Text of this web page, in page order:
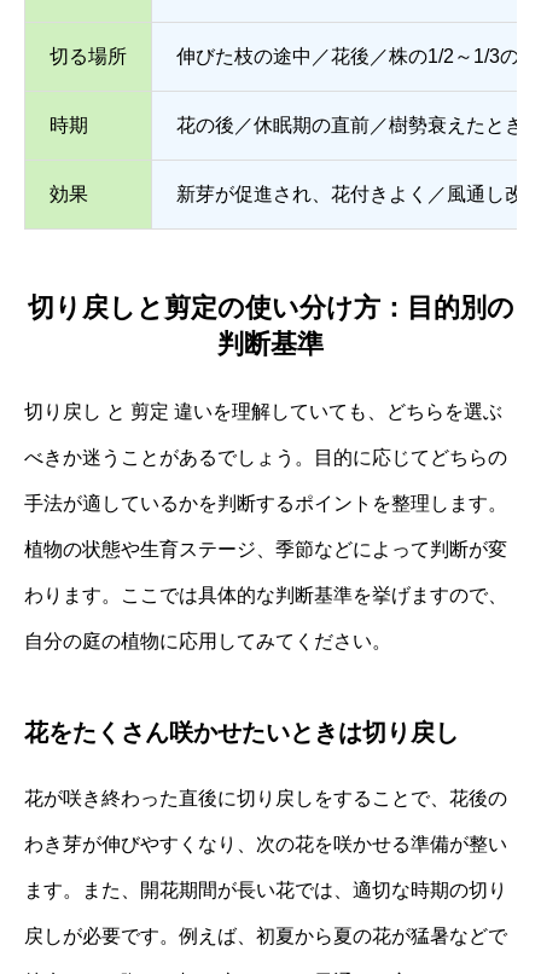
切る場所 伸びた枝の途中／花後／株の1/2～1/3の
時期 花の後／休眠期の直前／樹勢衰えたとき
効果 新芽が促進され、花付きよく／風通し改
切り戻しと剪定の使い分け方：目的別の
判断基準
切り戻し と 剪定 違いを理解していても、どちらを選ぶ
べきか迷うことがあるでしょう。目的に応じてどちらの
手法が適しているかを判断するポイントを整理します。
植物の状態や生育ステージ、季節などによって判断が変
わります。ここでは具体的な判断基準を挙げますので、
自分の庭の植物に応用してみてください。
花をたくさん咲かせたいときは切り戻し
花が咲き終わった直後に切り戻しをすることで、花後の
わき芽が伸びやすくなり、次の花を咲かせる準備が整い
ます。また、開花期間が長い花では、適切な時期の切り
戻しが必要です。例えば、初夏から夏の花が猛暑などで